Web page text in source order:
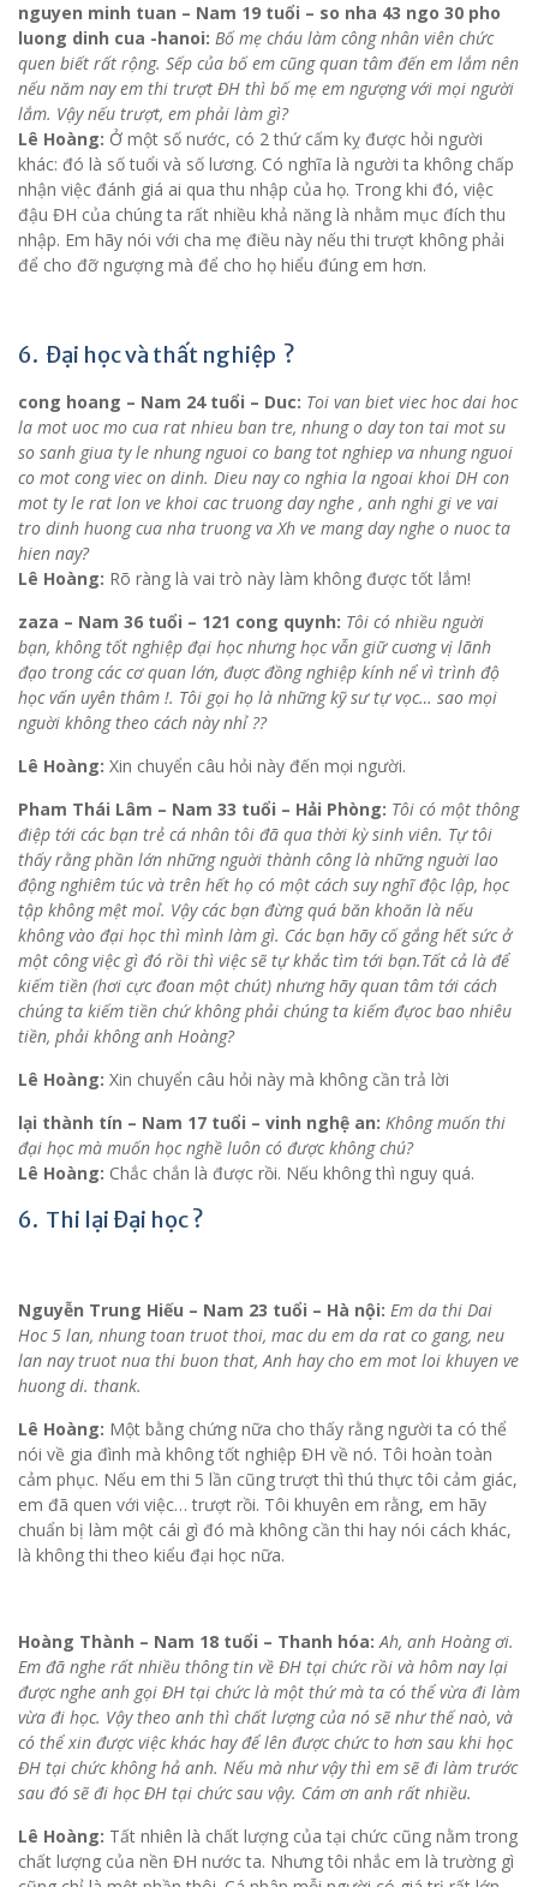
nguyen minh tuan – Nam 19 tuổi – so nha 43 ngo 30 pho
luong dinh cua -hanoi: Bố mẹ cháu làm công nhân viên chức
quen biết rất rộng. Sếp của bố em cũng quan tâm đến em lắm nên
nếu năm nay em thi trượt ĐH thì bố mẹ em ngượng với mọi người
lắm. Vậy nếu trượt, em phải làm gì?
Lê Hoàng: Ở một số nước, có 2 thứ cấm kỵ được hỏi người
khác: đó là số tuổi và số lương. Có nghĩa là người ta không chấp
nhận việc đánh giá ai qua thu nhập của họ. Trong khi đó, việc
đậu ĐH của chúng ta rất nhiều khả năng là nhằm mục đích thu
nhập. Em hãy nói với cha mẹ điều này nếu thi trượt không phải
để cho đỡ ngượng mà để cho họ hiểu đúng em hơn.
6. Đại học và thất nghiệp ?
cong hoang – Nam 24 tuổi – Duc: Toi van biet viec hoc dai hoc
la mot uoc mo cua rat nhieu ban tre, nhung o day ton tai mot su
so sanh giua ty le nhung nguoi co bang tot nghiep va nhung nguoi
co mot cong viec on dinh. Dieu nay co nghia la ngoai khoi DH con
mot ty le rat lon ve khoi cac truong day nghe , anh nghi gi ve vai
tro dinh huong cua nha truong va Xh ve mang day nghe o nuoc ta
hien nay?
Lê Hoàng: Rõ ràng là vai trò này làm không được tốt lắm!
zaza – Nam 36 tuổi – 121 cong quynh: Tôi có nhiều nguời
bạn, không tốt nghiệp đại học nhưng học vẫn giữ cuơng vị lãnh
đạo trong các cơ quan lớn, đuợc đồng nghiệp kính nể vì trình độ
học vấn uyên thâm !. Tôi gọi họ là những kỹ sư tự vọc… sao mọi
nguời không theo cách này nhỉ ??
Lê Hoàng: Xin chuyển câu hỏi này đến mọi người.
Pham Thái Lâm – Nam 33 tuổi – Hải Phòng: Tôi có một thông
điệp tới các bạn trẻ cá nhân tôi đã qua thời kỳ sinh viên. Tự tôi
thấy rằng phần lớn những nguời thành công là những nguời lao
động nghiêm túc và trên hết họ có một cách suy nghĩ độc lập, học
tập không mệt moỉ. Vậy các bạn đừng quá băn khoăn là nếu
không vào đại học thì mình làm gì. Các bạn hãy cố gắng hết sức ở
một công việc gì đó rồi thì việc sẽ tự khắc tìm tới bạn.Tất cả là để
kiếm tiền (hơi cực đoan một chút) nhưng hãy quan tâm tới cách
chúng ta kiếm tiền chứ không phải chúng ta kiếm đựoc bao nhiêu
tiền, phải không anh Hoàng?
Lê Hoàng: Xin chuyển câu hỏi này mà không cần trả lời
lại thành tín – Nam 17 tuổi – vinh nghệ an: Không muốn thi
đại học mà muốn học nghề luôn có được không chú?
Lê Hoàng: Chắc chắn là được rồi. Nếu không thì nguy quá.
6. Thi lại Đại học ?
Nguyễn Trung Hiếu – Nam 23 tuổi – Hà nội: Em da thi Dai
Hoc 5 lan, nhung toan truot thoi, mac du em da rat co gang, neu
lan nay truot nua thi buon that, Anh hay cho em mot loi khuyen ve
huong di. thank.
Lê Hoàng: Một bằng chứng nữa cho thấy rằng người ta có thể
nói về gia đình mà không tốt nghiệp ĐH về nó. Tôi hoàn toàn
cảm phục. Nếu em thi 5 lần cũng trượt thì thú thực tôi cảm giác,
em đã quen với việc… trượt rồi. Tôi khuyên em rằng, em hãy
chuẩn bị làm một cái gì đó mà không cần thi hay nói cách khác,
là không thi theo kiểu đại học nữa.
Hoàng Thành – Nam 18 tuổi – Thanh hóa:Ah, anh Hoàng ơi.
Em đã nghe rất nhiều thông tin về ĐH tại chức rồi và hôm nay lại
được nghe anh gọi ĐH tại chức là một thứ mà ta có thể vừa đi làm
vừa đi học. Vậy theo anh thì chất lượng của nó sẽ như thế naò, và
có thể xin được việc khác hay để lên được chức to hơn sau khi học
ĐH tại chức không hả anh. Nếu mà như vậy thì em sẽ đi làm trước
sau đó sẽ đi học ĐH tại chức sau vậy. Cám ơn anh rất nhiều.
Lê Hoàng: Tất nhiên là chất lượng của tại chức cũng nằm trong
chất lượng của nền ĐH nước ta. Nhưng tôi nhắc em là trường gì